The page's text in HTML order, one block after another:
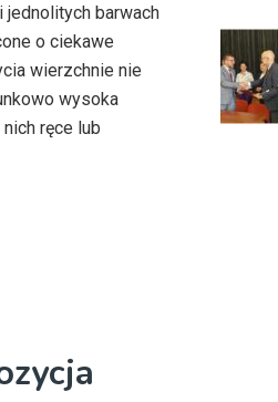
barwach
o ciekawe
wierzchnie nie
wysoka
ręce lub